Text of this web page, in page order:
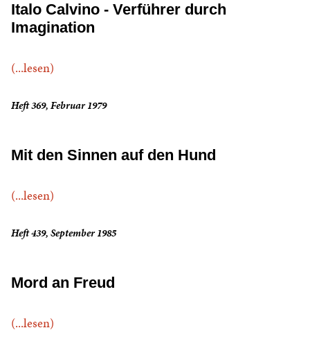
Italo Calvino - Verführer durch
Imagination
(...lesen)
Heft 369, Februar 1979
Mit den Sinnen auf den Hund
(...lesen)
Heft 439, September 1985
Mord an Freud
(...lesen)